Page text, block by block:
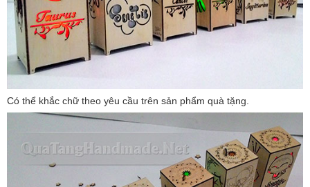
Có thể khắc chữ theo yêu cầu trên sản phẩm quà tặng.